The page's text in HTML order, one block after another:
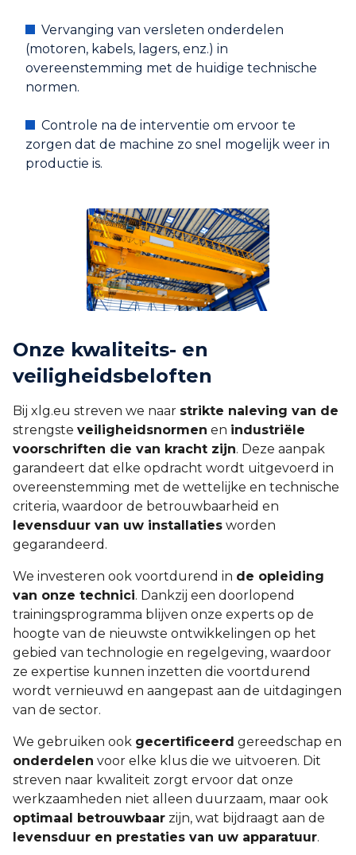
Vervanging van versleten onderdelen
(motoren, kabels, lagers, enz.) in
overeenstemming met de huidige technische
normen.
Controle na de interventie om ervoor te
zorgen dat de machine zo snel mogelijk weer in
productie is.
Onze kwaliteits- en
veiligheidsbeloften
Bij xlg.eu streven we naar strikte naleving van de
strengste veiligheidsnormen en industriële
voorschriften die van kracht zijn. Deze aanpak
garandeert dat elke opdracht wordt uitgevoerd in
overeenstemming met de wettelijke en technische
criteria, waardoor de betrouwbaarheid en
levensduur van uw installaties worden
gegarandeerd.
We investeren ook voortdurend in de opleiding
van onze technici. Dankzij een doorlopend
trainingsprogramma blijven onze experts op de
hoogte van de nieuwste ontwikkelingen op het
gebied van technologie en regelgeving, waardoor
ze expertise kunnen inzetten die voortdurend
wordt vernieuwd en aangepast aan de uitdagingen
van de sector.
We gebruiken ook gecertificeerd gereedschap en
onderdelen voor elke klus die we uitvoeren. Dit
streven naar kwaliteit zorgt ervoor dat onze
werkzaamheden niet alleen duurzaam, maar ook
optimaal betrouwbaar zijn, wat bijdraagt aan de
levensduur en prestaties van uw apparatuur.